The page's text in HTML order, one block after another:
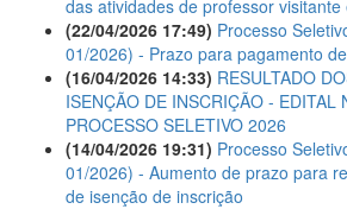
das atividades de professor
(22/04/2026 17:49) Processo
01/2026) - Prazo para pagamento
(16/04/2026 14:33) RESULTADO
ISENÇÃO DE INSCRIÇÃO - EDITAL
PROCESSO SELETIVO 2026
(14/04/2026 19:31) Processo
01/2026) - Aumento de prazo para
de isenção de inscrição